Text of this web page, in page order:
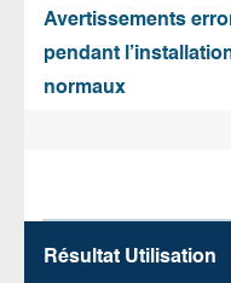
Avertissements
pendant
normaux
Résultat Utilisation